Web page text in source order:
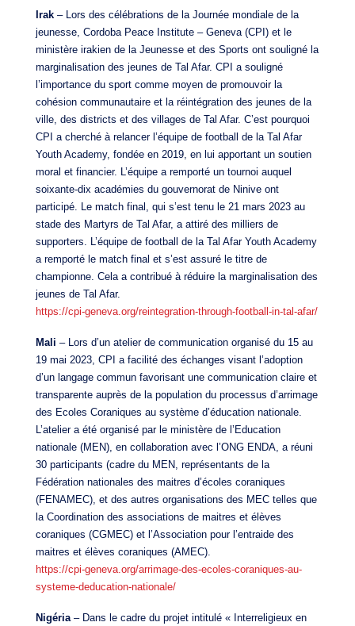
Irak – Lors des célébrations de la Journée mondiale de la
jeunesse, Cordoba Peace Institute – Geneva (CPI) et le
ministère irakien de la Jeunesse et des Sports ont souligné la
marginalisation des jeunes de Tal Afar. CPI a souligné
l’importance du sport comme moyen de promouvoir la
cohésion communautaire et la réintégration des jeunes de la
ville, des districts et des villages de Tal Afar. C’est pourquoi
CPI a cherché à relancer l’équipe de football de la Tal Afar
Youth Academy, fondée en 2019, en lui apportant un soutien
moral et financier. L’équipe a remporté un tournoi auquel
soixante-dix académies du gouvernorat de Ninive ont
participé. Le match final, qui s’est tenu le 21 mars 2023 au
stade des Martyrs de Tal Afar, a attiré des milliers de
supporters. L’équipe de football de la Tal Afar Youth Academy
a remporté le match final et s’est assuré le titre de
championne. Cela a contribué à réduire la marginalisation des
jeunes de Tal Afar.
https://cpi-geneva.org/reintegration-through-football-in-tal-afar/
Mali – Lors d’un atelier de communication organisé du 15 au
19 mai 2023, CPI a facilité des échanges visant l’adoption
d’un langage commun favorisant une communication claire et
transparente auprès de la population du processus d’arrimage
des Ecoles Coraniques au système d’éducation nationale.
L’atelier a été organisé par le ministère de l’Education
nationale (MEN), en collaboration avec l’ONG ENDA, a réuni
30 participants (cadre du MEN, représentants de la
Fédération nationales des maitres d’écoles coraniques
(FENAMEC), et des autres organisations des MEC telles que
la Coordination des associations de maitres et élèves
coraniques (CGMEC) et l’Association pour l’entraide des
maitres et élèves coraniques (AMEC).
https://cpi-geneva.org/arrimage-des-ecoles-coraniques-au-
systeme-deducation-nationale/
Nigéria– Dans le cadre du projet intitulé « Interreligieux en